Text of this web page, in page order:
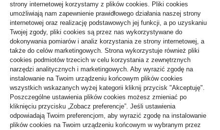
strony internetowej korzystamy z plików cookies. Pliki cookies
umożliwiają nam zapewnienie prawidłowego działania naszej strony
internetowej oraz realizację podstawowych jej funkcji, a po uzyskaniu
Twojej zgody, pliki cookies są przez nas wykorzystywane do
dokonywania pomiarów i analiz korzystania ze strony internetowej, a
także do celów marketingowych. Strona wykorzystuje również pliki
cookies podmiotów trzecich w celu korzystania z zewnętrznych
narzędzi analitycznych i marketingowych. Aby wyrazić zgodę na
instalowanie na Twoim urządzeniu końcowym plików cookies
wszystkich wskazanych wyżej kategorii kliknij przycisk "Akceptuję".
Poszczególne ustawienia plików cookies możesz zmieniać po
kliknięciu przycisku „Zobacz preferencje”. Jeśli ustawienia
odpowiadają Twoim preferencjom, aby wyrazić zgodę na instalowanie
plików cookies na Twoim urządzeniu końcowym w wybranym przez
ARTYKUŁ SPONSOROWANY
Biznes, Finanse 61
Budownictwo, Przemysł
Dom, Ogród
Edukacja, Rozrywka
Inne
Moda, Uroda 24